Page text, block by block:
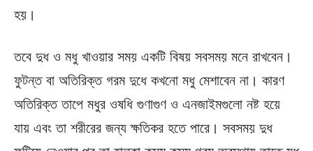
হয়।
তবে দুধ ও মধু খাওয়ার সময় একটি বিষয় সবসময় মনে রাখবেন।
ফুটন্ত বা অতিরিক্ত গরম দুধে কখনো মধু মেশাবেন না। কারণ
অতিরিক্ত তাপে মধুর ওষধি গুণাগুণ ও এনজাইমগুলো নষ্ট হয়ে
যায় এবং তা শরীরের জন্য ক্ষতিকর হতে পারে। সবসময় দুধ